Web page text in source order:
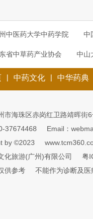
中医药大学中药学院 中
省中草药产业协会 中山
| 中药文化 | 中华药典
市海珠区赤岗红卫路靖晖街
37674468
Email：
by ©2023
化旅游(广州)有限公司
粤
供参考
不能作为诊断及医